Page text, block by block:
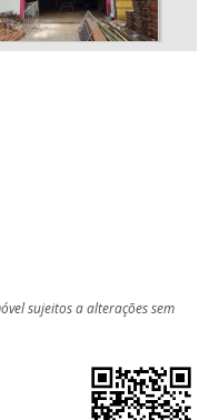
sujeitos a alterações sem